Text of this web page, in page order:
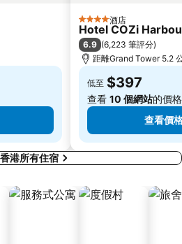
大梅沙海濱公園
Lamma Island
Tin Hau Metro Station
金銀島酒店站
4 星級 酒店
Hotel COZi
6.9 (6,223 筆評分)
距離Grand Tower 5.2
低至 $397
查看 10 個網站的價格
查看價
港所有住宿